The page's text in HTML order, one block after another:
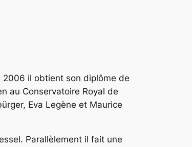
2006 il obtient son diplôme de
au Conservatoire Royal de
Eva Legène et Maurice
Parallèlement il fait une